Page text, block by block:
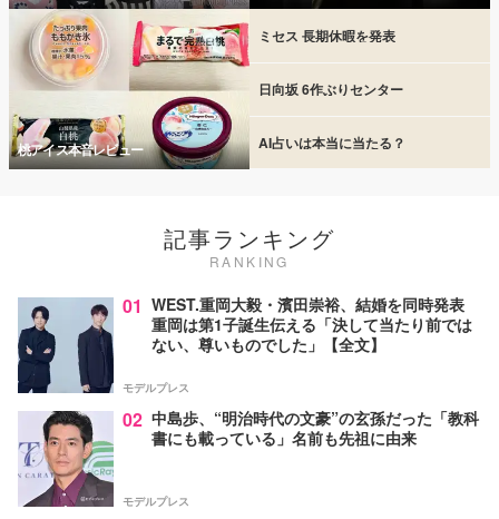
桃アイス本音レビュー
ミセス 長期休暇を発表
日向坂 6作ぶりセンター
AI占いは本当に当たる？
記事ランキング
RANKING
01 WEST.重岡大毅・濱田崇裕、結婚を同時発表
重岡は第1子誕生伝える「決して当たり前では
ない、尊いものでした」【全文】
モデルプレス
02 中島歩、“明治時代の文豪”の玄孫だった「教科
書にも載っている」名前も先祖に由来
モデルプレス